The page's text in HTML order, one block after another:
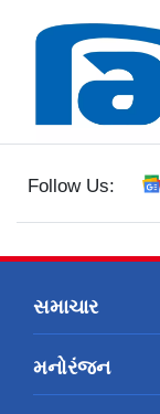
Follow Us:
સમાચાર
મનોરંજન